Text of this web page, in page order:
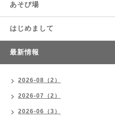
あそび場
はじめまして
最新情報
2026-08（2）
2026-07（2）
2026-06（3）